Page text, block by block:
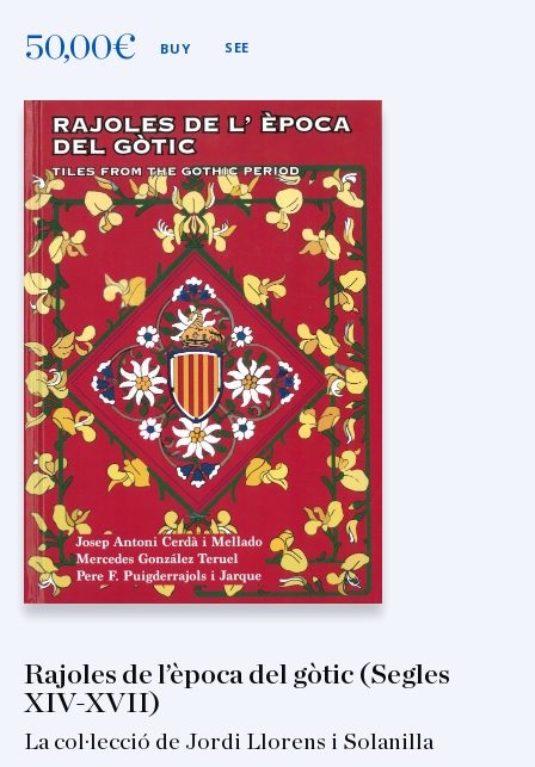
50,00€ BUY SEE
Rajoles de l’època del gòtic (Segles
XIV-XVII)
La col·lecció de Jordi Llorens i Solanilla